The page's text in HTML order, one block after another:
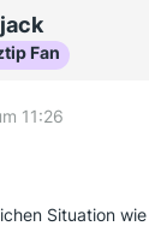
Fan
11:26
Situation